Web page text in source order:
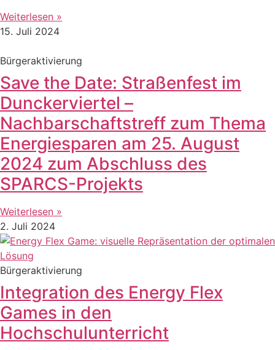
Weiterlesen »
15. Juli 2024
Bürgeraktivierung
Save the Date: Straßenfest im
Dunckerviertel –
Nachbarschaftstreff zum Thema
Energiesparen am 25. August
2024 zum Abschluss des
SPARCS-Projekts
Weiterlesen »
2. Juli 2024
Bürgeraktivierung
Integration des Energy Flex
Games in den
Hochschulunterricht